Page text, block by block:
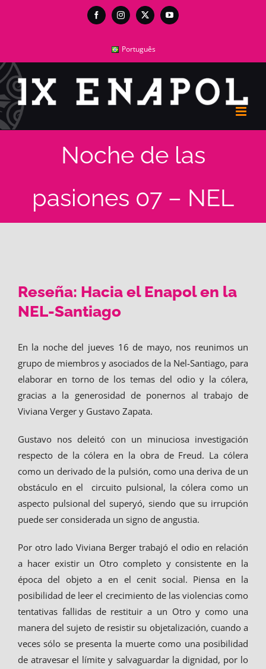
FacebookInstagram
X YouTube
Português
Noche de las
pasiones 07 – NEL
Reseña: Hacia el Enapol en la
NEL-Santiago
En la noche del jueves 16 de mayo, nos reunimos un
grupo de miembros y asociados de la Nel-Santiago, para
elaborar en torno de los temas del odio y la cólera,
gracias a la generosidad de ponernos al trabajo de
Viviana Verger y Gustavo Zapata.
Gustavo nos deleitó con un minuciosa investigación
respecto de la cólera en la obra de Freud. La cólera
como un derivado de la pulsión, como una deriva de un
obstáculo en el circuito pulsional, la cólera como un
aspecto pulsional del superyó, siendo que su irrupción
puede ser considerada un signo de angustia.
Por otro lado Viviana Berger trabajó el odio en relación
a hacer existir un Otro completo y consistente en la
época del objeto a en el cenit social. Piensa en la
posibilidad de leer el crecimiento de las violencias como
tentativas fallidas de restituir a un Otro y como una
manera del sujeto de resistir su objetalización, cuando a
veces sólo se presenta la muerte como una posibilidad
de atravesar el límite y salvaguardar la dignidad, por lo